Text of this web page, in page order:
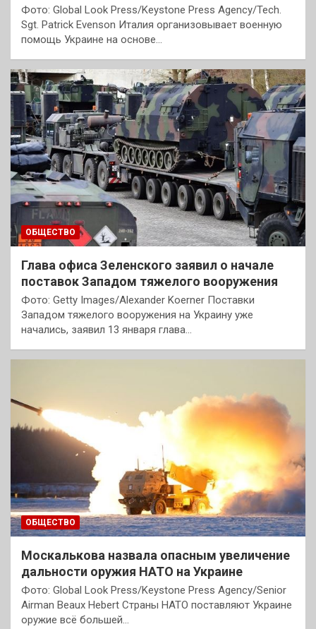
Фото: Global Look Press/Keystone Press Agency/Tech.
Sgt. Patrick Evenson Италия организовывает военную
помощь Украине на основе…
ОБЩЕСТВО
Глава офиса Зеленского заявил о начале
поставок Западом тяжелого вооружения
Фото: Getty Images/Alexander Koerner Поставки
Западом тяжелого вооружения на Украину уже
начались, заявил 13 января глава…
ОБЩЕСТВО
Москалькова назвала опасным увеличение
дальности оружия НАТО на Украине
Фото: Global Look Press/Keystone Press Agency/Senior
Airman Beaux Hebert Страны НАТО поставляют Украине
оружие всё большей…